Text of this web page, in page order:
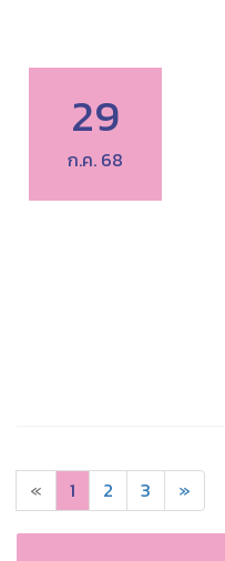
29
ก.ค. 68
« 1 2 3 »